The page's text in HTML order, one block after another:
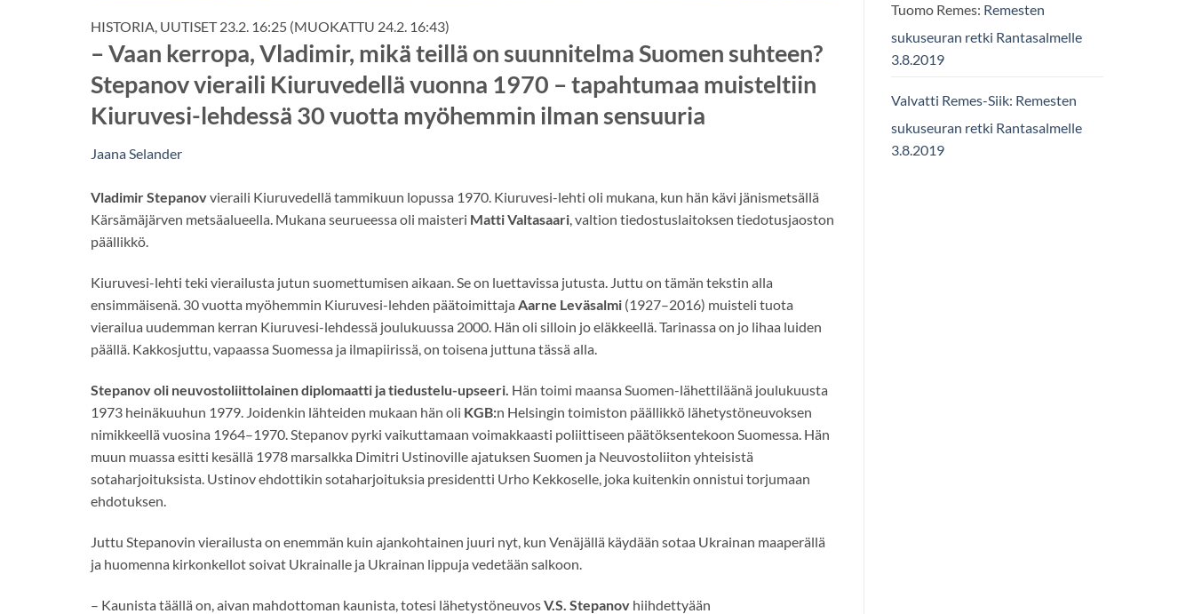
HISTORIA, UUTISET 23.2. 16:25 (MUOKATTU 24.2. 16:43)
– Vaan kerropa, Vladimir, mikä teillä on suunnitelma Suomen suhteen?
Stepanov vieraili Kiuruvedellä vuonna 1970 – tapahtumaa muisteltiin
Kiuruvesi-lehdessä 30 vuotta myöhemmin ilman sensuuria
Jaana Selander
Vladimir Stepanovvieraili Kiuruvedellä tammikuun lopussa 1970. Kiuruvesi-lehti oli mukana, kun hän kävi jänismetsällä
Kärsämäjärven metsäalueella. Mukana seurueessa oli maisteri Matti Valtasaari, valtion tiedostuslaitoksen tiedotusjaoston
päällikkö.
Kiuruvesi-lehti teki vierailusta jutun suomettumisen aikaan. Se on luettavissa jutusta. Juttu on tämän tekstin alla
ensimmäisenä. 30 vuotta myöhemmin Kiuruvesi-lehden päätoimittaja Aarne Leväsalmi (1927–2016) muisteli tuota
vierailua uudemman kerran Kiuruvesi-lehdessä joulukuussa 2000. Hän oli silloin jo eläkkeellä. Tarinassa on jo lihaa luiden
päällä. Kakkosjuttu, vapaassa Suomessa ja ilmapiirissä, on toisena juttuna tässä alla.
Stepanov oli neuvostoliittolainen diplomaatti ja tiedustelu-upseeri. Hän toimi maansa Suomen-lähettiläänä joulukuusta
1973 heinäkuuhun 1979. Joidenkin lähteiden mukaan hän oli KGB:n Helsingin toimiston päällikkö lähetystöneuvoksen
nimikkeellä vuosina 1964–1970. Stepanov pyrki vaikuttamaan voimakkaasti poliittiseen päätöksentekoon Suomessa. Hän
muun muassa esitti kesällä 1978 marsalkka Dimitri Ustinoville ajatuksen Suomen ja Neuvostoliiton yhteisistä
sotaharjoituksista. Ustinov ehdottikin sotaharjoituksia presidentti Urho Kekkoselle, joka kuitenkin onnistui torjumaan
ehdotuksen.
Juttu Stepanovin vierailusta on enemmän kuin ajankohtainen juuri nyt, kun Venäjällä käydään sotaa Ukrainan maaperällä
ja huomenna kirkonkellot soivat Ukrainalle ja Ukrainan lippuja vedetään salkoon.
– Kaunista täällä on, aivan mahdottoman kaunista, totesi lähetystöneuvosV.S. Stepanov hiihdettyään
Tuomo Remes: Remesten
sukuseuran retki Rantasalmelle
3.8.2019
Valvatti Remes-Siik: Remesten
sukuseuran retki Rantasalmelle
3.8.2019